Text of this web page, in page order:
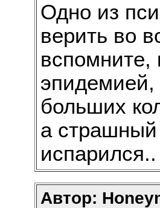
Одно из
верить во
вспомните,
эпидемией,
больших
а страшный
испарился..
Автор: